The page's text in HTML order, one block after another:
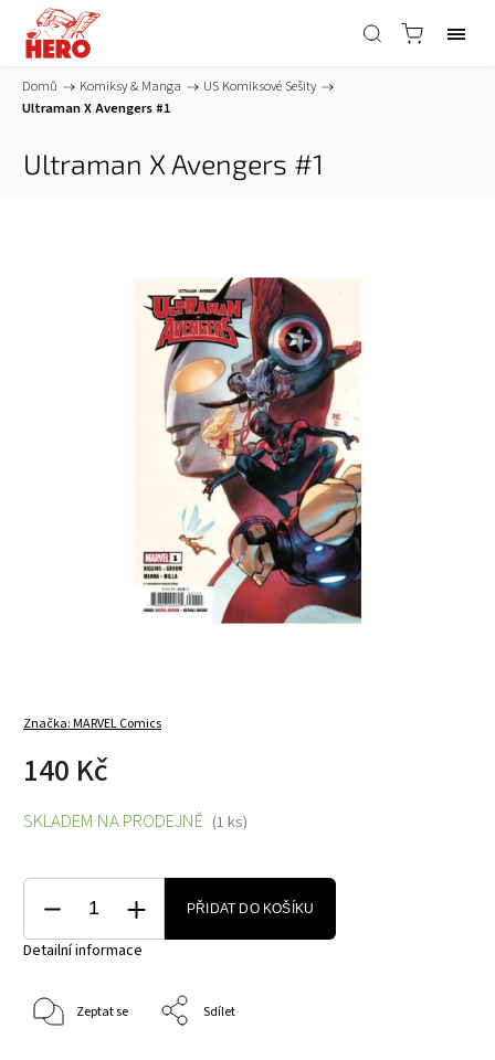
Domů / Komiksy & Manga / US Komiksové Sešity /
Ultraman X Avengers #1
Ultraman X Avengers #1
Značka:MARVEL Comics
140 Kč
SKLADEM NA PRODEJNĚ (1 ks)
PŘIDAT DO KOŠÍKU
Detailní informace
Zeptat se Sdílet